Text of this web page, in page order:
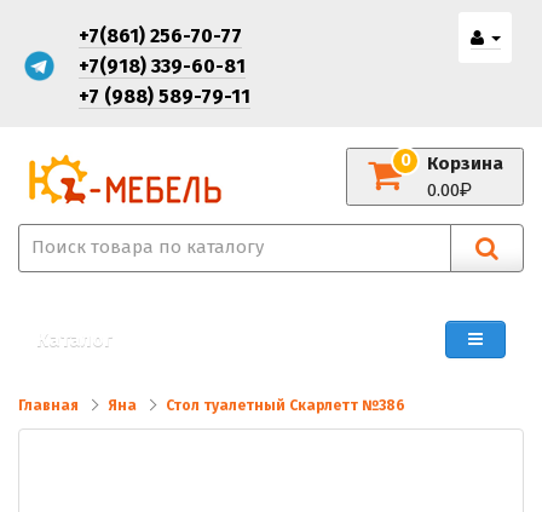
+7(861) 256-70-77
+7(918) 339-60-81
+7 (988) 589-79-11
Корзина
0
0.00
Каталог
Главная Яна Стол туалетный Скарлетт №386